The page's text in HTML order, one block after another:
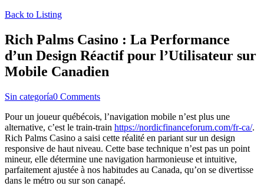
Back to Listing
Rich Palms Casino : La Performance
d’un Design Réactif pour l’Utilisateur sur
Mobile Canadien
Sin categoría0 Comments
Pour un joueur québécois, l’navigation mobile n’est plus une
alternative, c’est le train-train https://nordicfinanceforum.com/fr-ca/.
Rich Palms Casino a saisi cette réalité en pariant sur un design
responsive de haut niveau. Cette base technique n’est pas un point
mineur, elle détermine une navigation harmonieuse et intuitive,
parfaitement ajustée à nos habitudes au Canada, qu’on se divertisse
dans le métro ou sur son canapé.